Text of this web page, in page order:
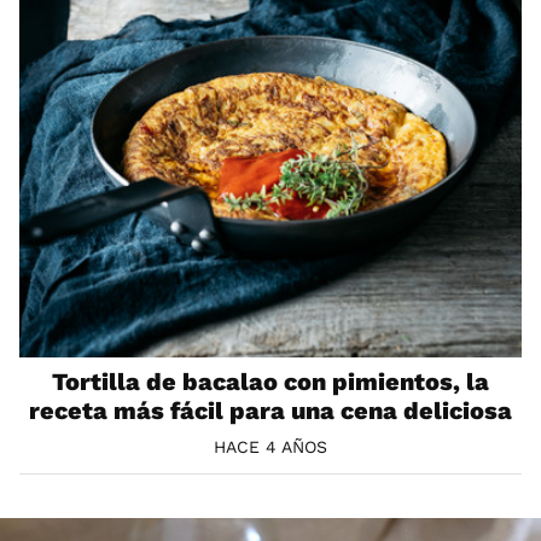
Tortilla de bacalao con pimientos, la
receta más fácil para una cena deliciosa
HACE 4 AÑOS